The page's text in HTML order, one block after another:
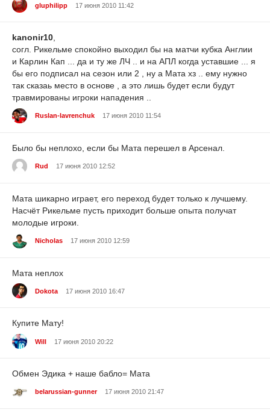
gluphilipp 17 июня 2010 11:42
kanonir10
согл. Рикельме спокойно выходил бы на матчи кубка Англии
и Карлин Кап ... да и ту же ЛЧ .. и на АПЛ когда уставшие ... я
бы его подписал на сезон или 2 , ну а Мата хз .. ему нужно
так сказаь место в основе , а это лишь будет если будут
травмированы игроки нападения ..
Ruslan-lavrenchuk 17 июня 2010 11:54
Было бы неплохо, если бы Мата перешел в Арсенал.
Rud 17 июня 2010 12:52
Мата шикарно играет, его переход будет только к лучшему.
Насчёт Рикельме пусть приходит больше опыта получат
молодые игроки.
Nicholas 17 июня 2010 12:59
Мата неплох
Dokota 17 июня 2010 16:47
Купите Мату!
Will 17 июня 2010 20:22
Обмен Эдика + наше бабло= Мата
belarussian-gunner 17 июня 2010 21:47